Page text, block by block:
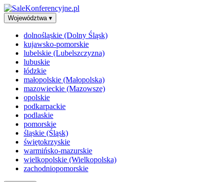
Województwa ▾
dolnośląskie (Dolny Śląsk)
kujawsko-pomorskie
lubelskie (Lubelszczyzna)
lubuskie
łódzkie
małopolskie (Małopolska)
mazowieckie (Mazowsze)
opolskie
podkarpackie
podlaskie
pomorskie
śląskie (Śląsk)
świętokrzyskie
warmińsko-mazurskie
wielkopolskie (Wielkopolska)
zachodniopomorskie